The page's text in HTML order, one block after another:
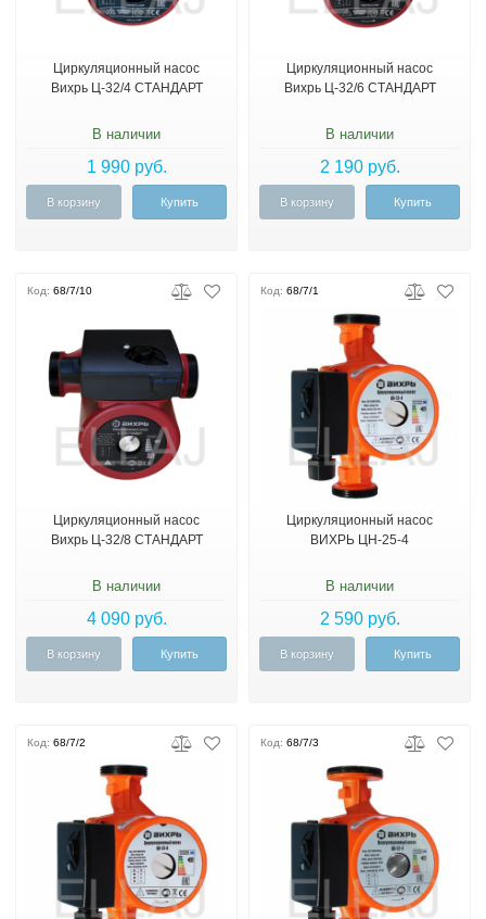
Циркуляционный насос
Вихрь Ц-32/4 СТАНДАРТ
В наличии
1 990 руб.
В корзину Купить
Циркуляционный насос
Вихрь Ц-32/6 СТАНДАРТ
В наличии
2 190 руб.
В корзину Купить
Код: 68/7/10
Циркуляционный насос
Вихрь Ц-32/8 СТАНДАРТ
В наличии
4 090 руб.
В корзину Купить
Код: 68/7/1
Циркуляционный насос
ВИХРЬ ЦН-25-4
В наличии
2 590 руб.
В корзину Купить
Код: 68/7/2 Код: 68/7/3